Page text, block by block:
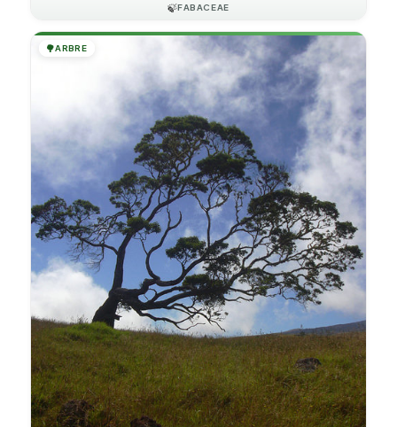
🍃FABACEAE
🌳ARBRE